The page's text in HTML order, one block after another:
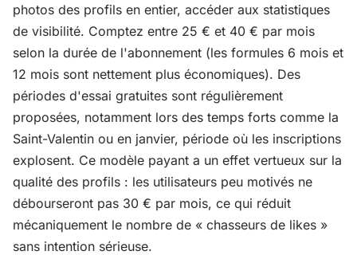
photos des profils en entier, accéder aux statistiques
de visibilité. Comptez entre 25 € et 40 € par mois
selon la durée de l'abonnement (les formules 6 mois et
12 mois sont nettement plus économiques). Des
périodes d'essai gratuites sont régulièrement
proposées, notamment lors des temps forts comme la
Saint-Valentin ou en janvier, période où les inscriptions
explosent. Ce modèle payant a un effet vertueux sur la
qualité des profils : les utilisateurs peu motivés ne
débourseront pas 30 € par mois, ce qui réduit
mécaniquement le nombre de « chasseurs de likes »
sans intention sérieuse.